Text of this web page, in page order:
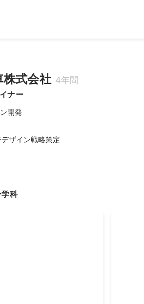
株式会社 4年間
ナー
開発
ザイン戦略策定
科